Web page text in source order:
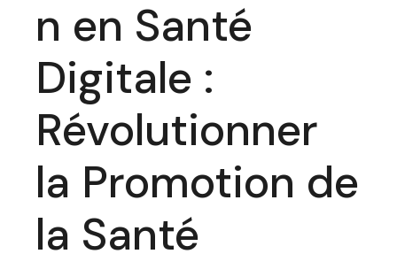
n en Santé
Digitale :
Révolutionner
la Promotion de
la Santé